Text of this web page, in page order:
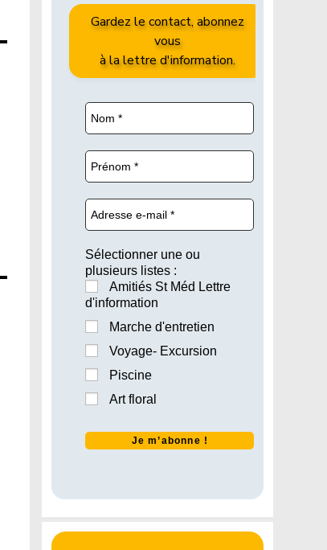
Gardez le contact, abonnez
vous
à la lettre d'information.
Sélectionner une ou
plusieurs listes :
Amitiés St Méd Lettre
d'information
Marche d'entretien
Voyage- Excursion
Piscine
Art floral